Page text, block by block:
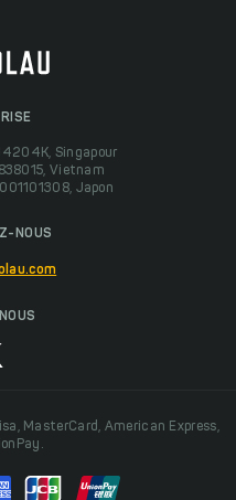
Singapour
Vietnam
Japon
NOUS
MasterCard, American Express,